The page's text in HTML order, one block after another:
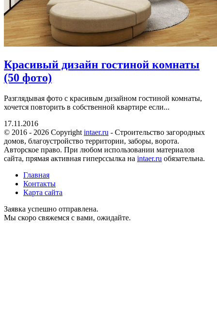
Красивый дизайн гостиной комнаты
(50 фото)
Разглядывая фото с красивым дизайном гостиной комнаты,
хочется повторить в собственной квартире если...
17.11.2016
© 2016 - 2026 Copyright intaer.ru - Cтроительство загородных
домов, благоустройство территории, заборы, ворота.
Авторское право. При любом использовании материалов
сайта, прямая активная гиперссылка на intaer.ru обязательна.
Главная
Контакты
Карта сайта
Заявка успешно отправлена.
Мы скоро свяжемся с вами, ожидайте.